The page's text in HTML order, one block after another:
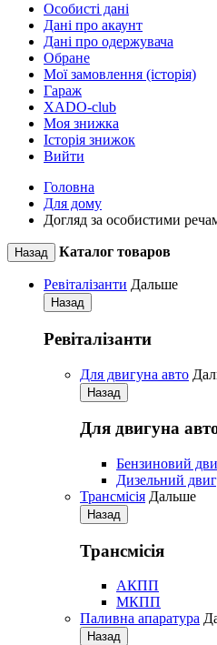
Особисті дані
Дані про акаунт
Дані про одержувача
Обране
Мої замовлення (історія)
Гараж
XADO-club
Моя знижка
Історія знижок
Вийти
Головна
Для дому
Догляд за особистими
Назад Каталог товаров
Ревіталізанти Дальше
Назад
Ревіталізанти
Для двигуна авто
Назад
Для двигуна
Бензиновий
Дизельний
Трансмісія Дальше
Назад
Трансмісія
АКПП
МКПП
Паливна апаратура
Назад